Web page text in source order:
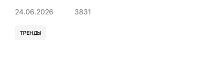
24.06.2026 3831
ТРЕНДЫ